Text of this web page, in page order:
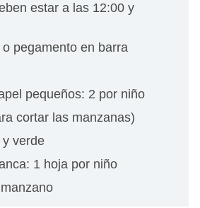
estar a las 12:00 y
pegamento en barra
pequeños: 2 por niño
cortar las manzanas)
verde
1 hoja por niño